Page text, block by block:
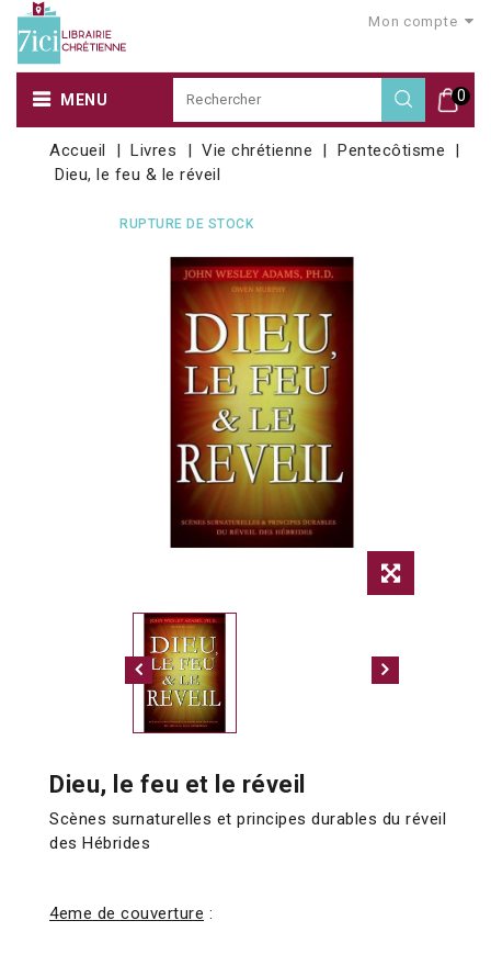
Mon compte
0
MENU
Accueil Livres Vie chrétienne
Pentecôtisme
Dieu, le feu & le réveil
RUPTURE DE STOCK
Dieu, le feu et le réveil
Scènes surnaturelles et principes durables du réveil
des Hébrides
4eme de couverture :